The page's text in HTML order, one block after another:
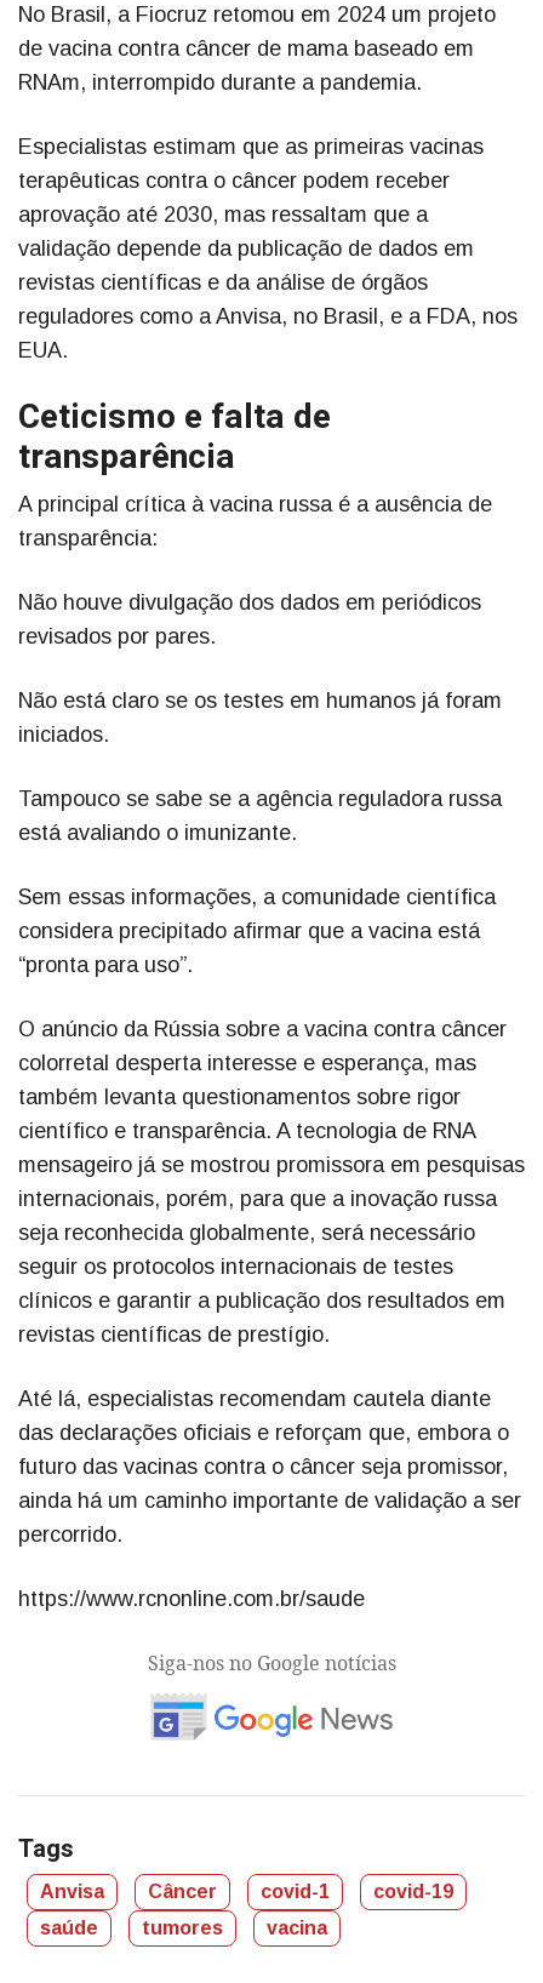
No Brasil, a Fiocruz retomou em 2024 um projeto
de vacina contra câncer de mama baseado em
RNAm, interrompido durante a pandemia.
Especialistas estimam que as primeiras vacinas
terapêuticas contra o câncer podem receber
aprovação até 2030, mas ressaltam que a
validação depende da publicação de dados em
revistas científicas e da análise de órgãos
reguladores como a Anvisa, no Brasil, e a FDA, nos
EUA.
Ceticismo e falta de
transparência
A principal crítica à vacina russa é a ausência de
transparência:
Não houve divulgação dos dados em periódicos
revisados por pares.
Não está claro se os testes em humanos já foram
iniciados.
Tampouco se sabe se a agência reguladora russa
está avaliando o imunizante.
Sem essas informações, a comunidade científica
considera precipitado afirmar que a vacina está
“pronta para uso”.
O anúncio da Rússia sobre a vacina contra câncer
colorretal desperta interesse e esperança, mas
também levanta questionamentos sobre rigor
científico e transparência. A tecnologia de RNA
mensageiro já se mostrou promissora em pesquisas
internacionais, porém, para que a inovação russa
seja reconhecida globalmente, será necessário
seguir os protocolos internacionais de testes
clínicos e garantir a publicação dos resultados em
revistas científicas de prestígio.
Até lá, especialistas recomendam cautela diante
das declarações oficiais e reforçam que, embora o
futuro das vacinas contra o câncer seja promissor,
ainda há um caminho importante de validação a ser
percorrido.
https://www.rcnonline.com.br/saude
Siga-nos no Google notícias
Tags
Anvisa Câncer covid-1
covid-19
saúde
tumores vacina